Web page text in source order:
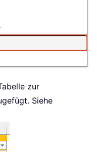
zur
Siehe